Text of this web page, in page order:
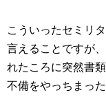
こういったセミリ
言えることですが
れたころに突然書
不備をやっちまっ